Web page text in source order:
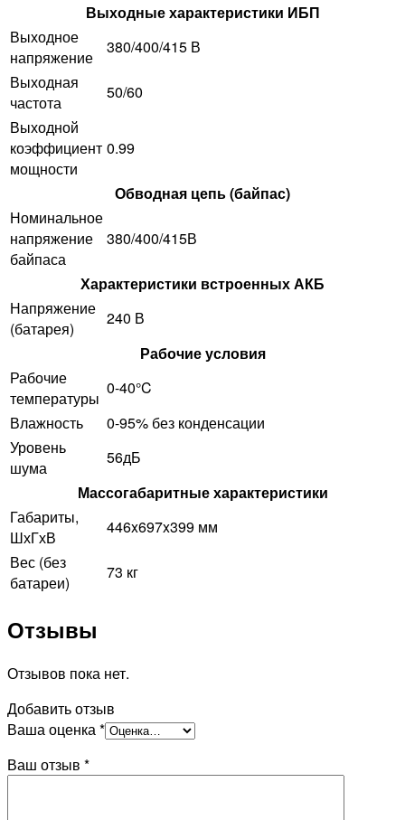
Выходные характеристики ИБП
Выходное
напряжение
380/400/415 В
Выходная
частота
50/60
Выходной
коэффициент
мощности
0.99
Обводная цепь (байпас)
Номинальное
напряжение
байпаса
380/400/415В
Характеристики встроенных АКБ
Напряжение
(батарея)
240 В
Рабочие условия
Рабочие
температуры
0-40°C
Влажность
0-95% без конденсации
Уровень
шума
56дБ
Массогабаритные характеристики
Габариты,
ШхГхВ
446x697x399 мм
Вес (без
батареи)
73 кг
Отзывы
Отзывов пока нет.
Добавить отзыв
Ваша оценка*
Ваш отзыв *